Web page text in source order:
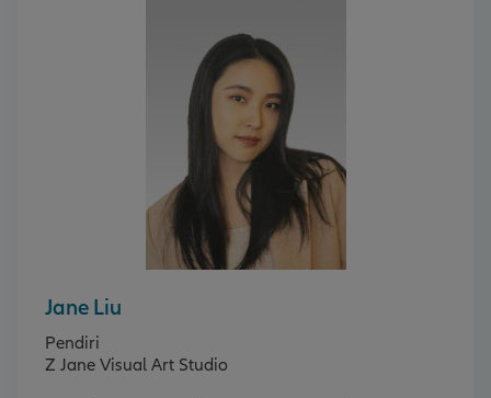
Jane Liu
Pendiri
Z Jane Visual Art Studio